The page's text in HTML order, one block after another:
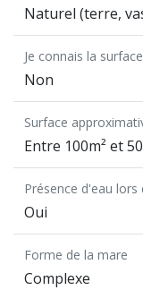
Naturel (terre,
Je connais la
Non
Surface
Entre 100m² et
Présence d'eau lors
Oui
Forme de la mare
Complexe